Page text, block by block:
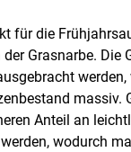
für die
Grasnarbe. Die
massiv.
Anteil an
wodurch